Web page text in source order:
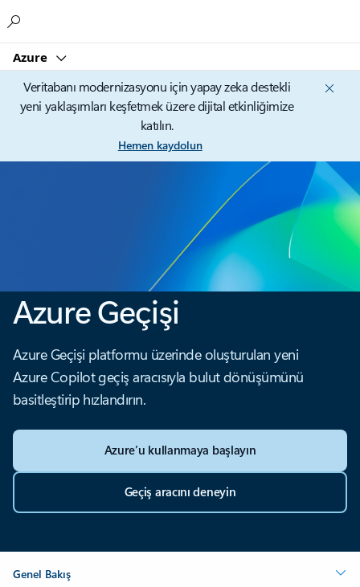
Azure
Veritabanı modernizasyonu için yapay zeka destekli
yeni yaklaşımları keşfetmek üzere dijital etkinliğimize
katılın.
Hemen kaydolun
Azure Geçişi
Azure Geçişi platformu üzerinde oluşturulan yeni
Azure Copilot geçiş aracısıyla bulut dönüşümünü
basitleştirip hızlandırın.
Azure’u kullanmaya başlayın
Geçiş aracını deneyin
Genel Bakış